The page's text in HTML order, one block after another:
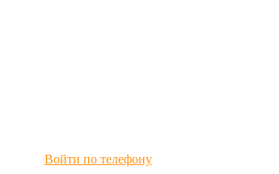
Войти по телефону